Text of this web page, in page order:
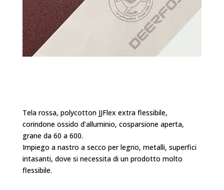
Tela rossa, polycotton JJFlex extra flessibile,
corindone ossido d’alluminio, cosparsione aperta,
grane da 60 a 600.
Impiego a nastro a secco per legno, metalli, superfici
intasanti, dove si necessita di un prodotto molto
flessibile.